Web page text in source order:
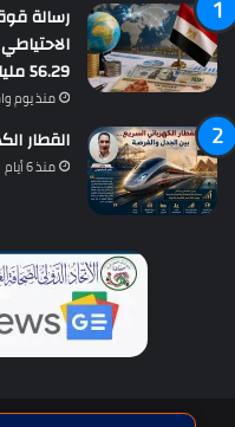
رسالة
56.29 مليار دولار بنهاية يوليو
منذ يوم
القطار
منذ 6 أيام